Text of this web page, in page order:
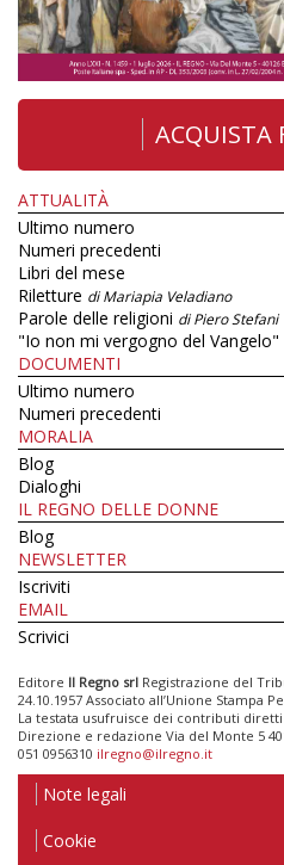
ACQUISTA
ATTUALITÀ
Ultimo numero
Numeri precedenti
Libri del mese
Riletture di Mariapia Veladiano
Parole delle religioni di Piero Stefani
"Io non mi vergogno del Vangelo"
DOCUMENTI
Ultimo numero
Numeri precedenti
MORALIA
Blog
Dialoghi
IL REGNO DELLE DONNE
Blog
NEWSLETTER
Iscriviti
EMAIL
Scrivici
Editore Il Regno srl Registrazione del
24.10.1957 Associato all’Unione Stampa
La testata usufruisce dei contributi diretti
Direzione e redazione Via del Monte 5
051 0956310 ilregno@ilregno.it
Note legali
Cookie